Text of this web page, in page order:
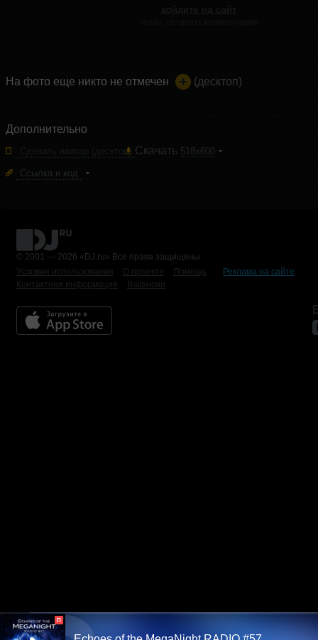
На фото еще никто не отмечен (десктоп)
Дополнительно
(десктоп)
Ссылка и код
Скачать 518x600
© 2001 — 2026 «DJ.ru» Все права защищены.
Условия использования
О проекте Помощь
Реклама на сайте
Контактная информация
Вакансии
П